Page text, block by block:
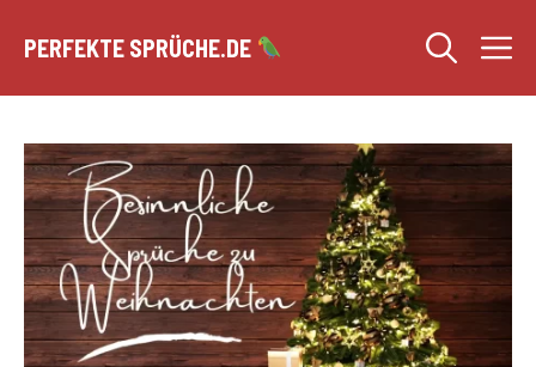
Inhalt
PERFEKTE SPRÜCHE.DE